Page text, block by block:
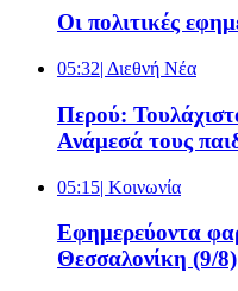
Οι πολιτικές
05:32| Διεθνή Νέα
Περού:
Ανάμεσά τους
05:15| Κοινωνία
Εφημερεύοντα
Θεσσαλονίκη (9/8)